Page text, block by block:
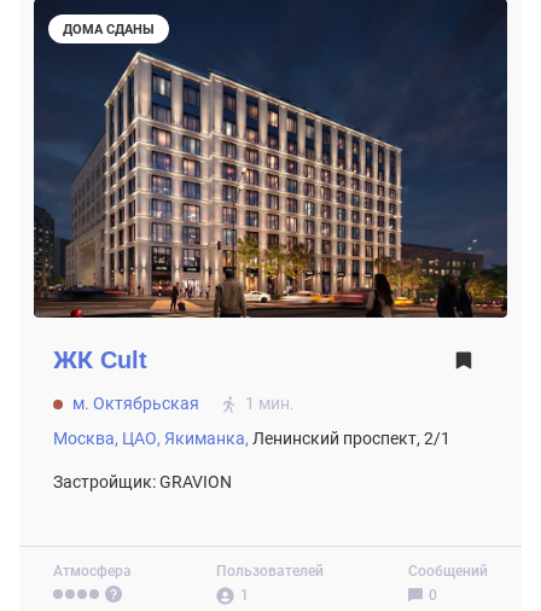
ДОМА СДАНЫ
Атмосфера
Пользователей
1
Сообщений
0
ЖК Cult
м. Октябрьская
1 мин.
Москва, ЦАО, Якиманка, Ленинский проспект, 2/1
Застройщик: GRAVION